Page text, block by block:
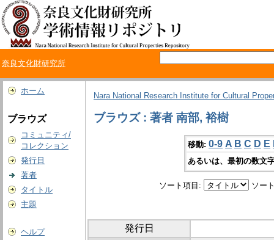
奈良文化財研究所
ホーム
ブラウズ
コミュニティ/
コレクション
発行日
著者
タイトル
主題
ヘルプ
Nara National Research Institute for Cultural
ブラウズ : 著者 南部, 裕樹
移動: 0-9 A B C D E
あるいは、最初の数文
ソート項目: ソー
発行日